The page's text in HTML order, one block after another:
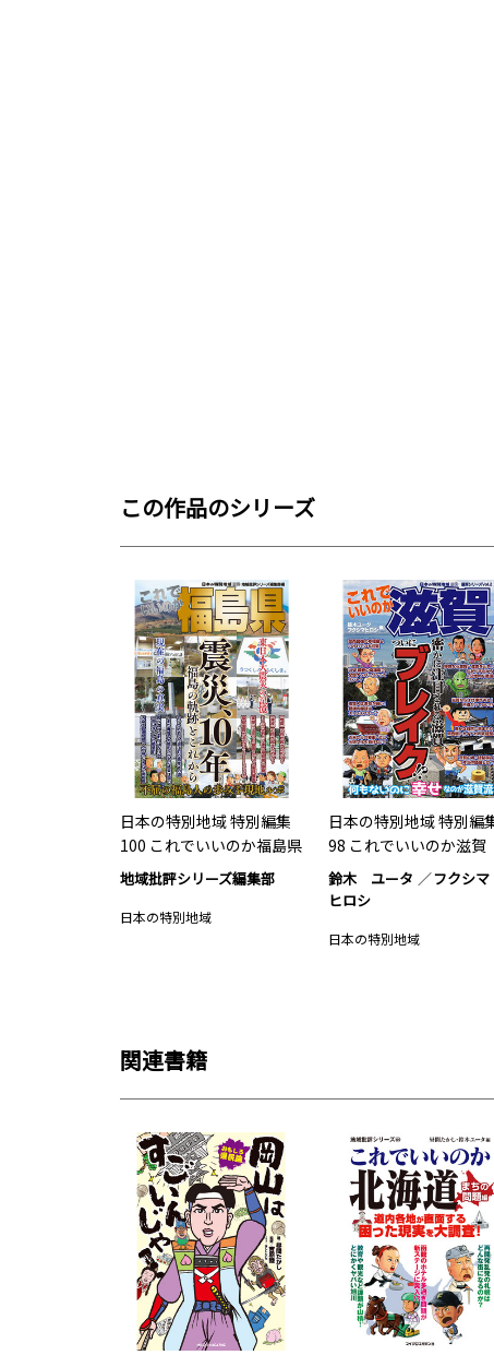
この作品のシリーズ
日本の特別地域 特別編集
100 これでいいのか福島県
地域批評シリーズ編集部
日本の特別地域
日本の特別地域 特別編
98 これでいいのか滋賀
鈴木 ユータ
フクシマ
ヒロシ
日本の特別地域
関連書籍